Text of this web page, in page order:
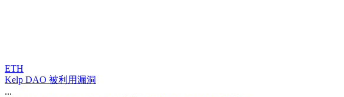
ETH
Kelp DAO 被利用漏洞
...